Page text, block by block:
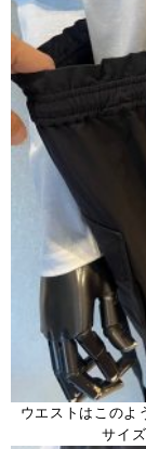
ウエストはこのよ
サイ